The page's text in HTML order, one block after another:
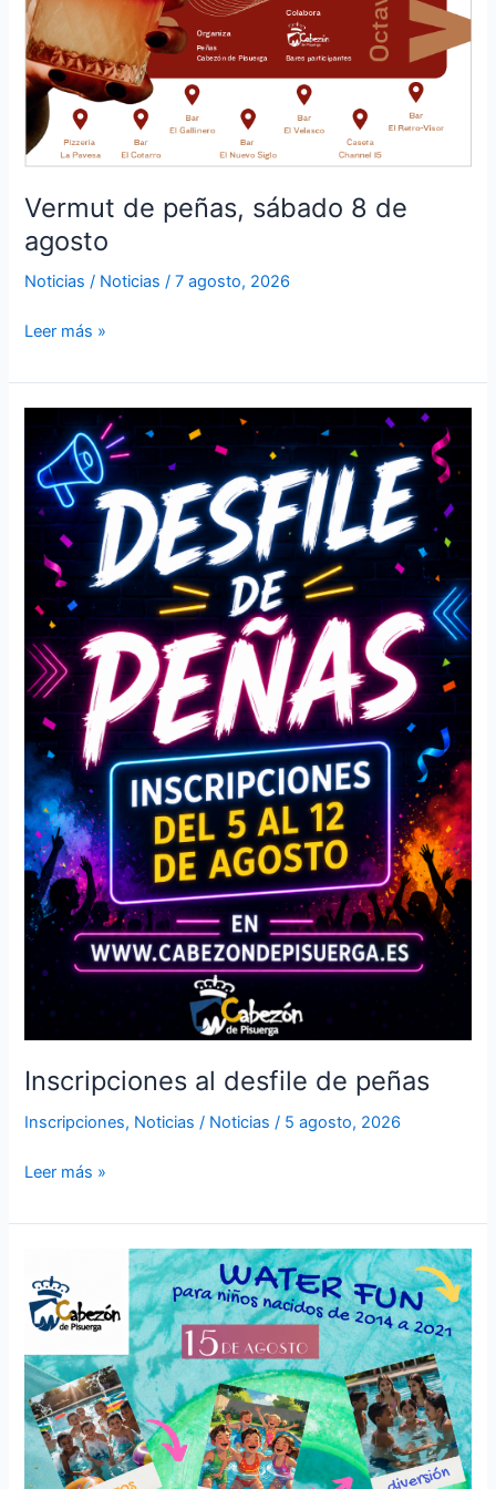
Vermut de peñas, sábado 8 de
agosto
Noticias / Noticias/7 agosto, 2026
Leer más »
Inscripciones al desfile de peñas
Inscripciones, Noticias / Noticias/ 5 agosto, 2026
Inscripciones
al
desfile
de
peñas
Leer más »
Fun
Nacidos
2018
a
2021